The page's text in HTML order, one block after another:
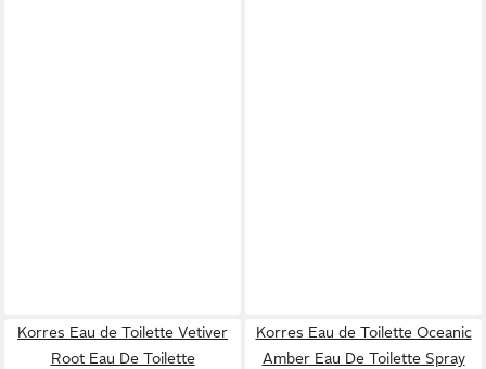
Korres Eau de Toilette Vetiver
Root Eau De Toilette
Korres Eau de Toilette Oceanic
Amber Eau De Toilette Spray